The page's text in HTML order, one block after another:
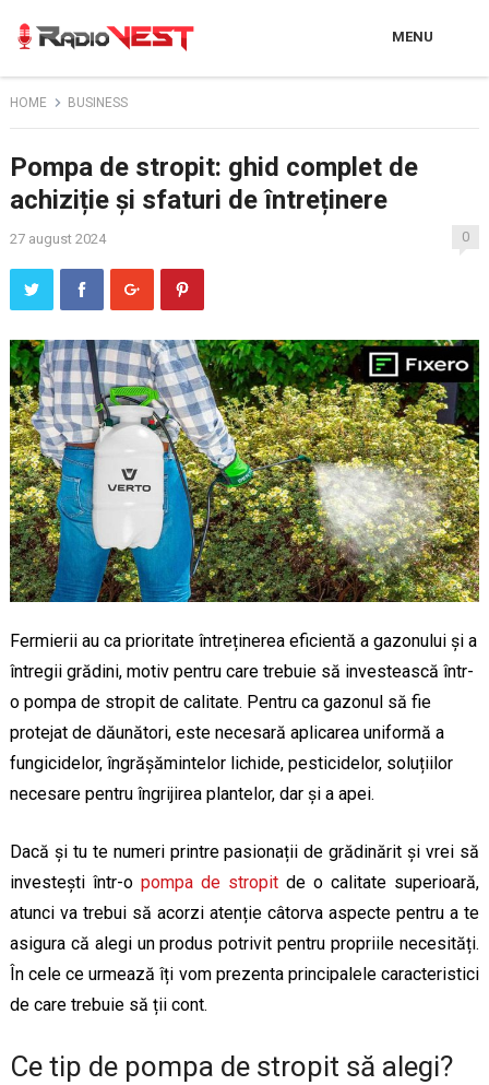
MENU
HOME BUSINESS
Pompa de stropit: ghid complet de
achiziție și sfaturi de întreținere
27 august 2024 0
Fermierii au ca prioritate întreținerea eficientă a gazonului și a
întregii grădini, motiv pentru care trebuie să investească într-
o pompa de stropit de calitate. Pentru ca gazonul să fie
protejat de dăunători, este necesară aplicarea uniformă a
fungicidelor, îngrășămintelor lichide, pesticidelor, soluțiilor
necesare pentru îngrijirea plantelor, dar și a apei.
Dacă și tu te numeri printre pasionații de grădinărit și vrei să
investești într-o pompa de stropit de o calitate superioară,
atunci va trebui să acorzi atenție câtorva aspecte pentru a te
asigura că alegi un produs potrivit pentru propriile necesități.
În cele ce urmează îți vom prezenta principalele caracteristici
de care trebuie să ții cont.
Ce tip de pompa de stropit să alegi?